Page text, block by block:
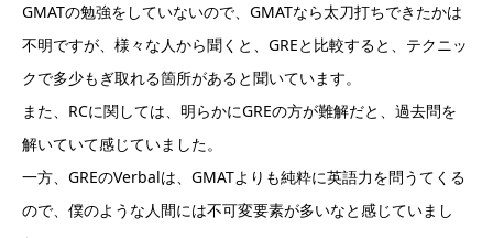
GMATの勉強をしていないので、GMATなら太刀打ちできたかは
不明ですが、様々な人から聞くと、GREと比較すると、テクニッ
クで多少もぎ取れる箇所があると聞いています。
また、RCに関しては、明らかにGREの方が難解だと、過去問を
解いていて感じていました。
一方、GREのVerbalは、GMATよりも純粋に英語力を問うてくる
ので、僕のような人間には不可変要素が多いなと感じていまし